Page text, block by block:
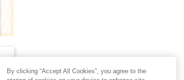
By clicking “Accept All Cookies”, you agree to the